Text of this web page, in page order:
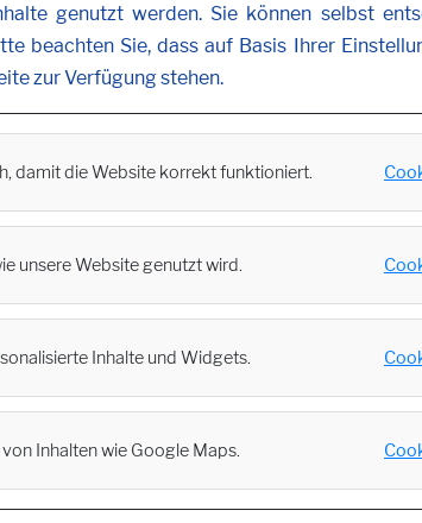
genutzt werden. Sie können selbst
beachten Sie, dass auf Basis Ihrer
zur Verfügung stehen.
damit die Website korrekt funktioniert.
unsere Website genutzt wird.
Inhalte und Widgets.
Inhalten wie Google Maps.